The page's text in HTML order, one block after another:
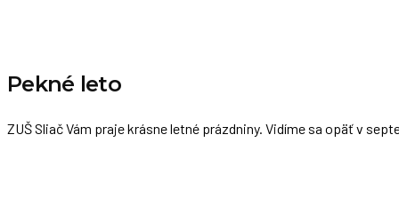
Pekné leto
ZUŠ Sliač Vám praje krásne letné prázdniny. Vidíme sa opäť v